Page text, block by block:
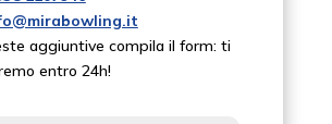
aggiuntive compila il form: ti
entro 24h!